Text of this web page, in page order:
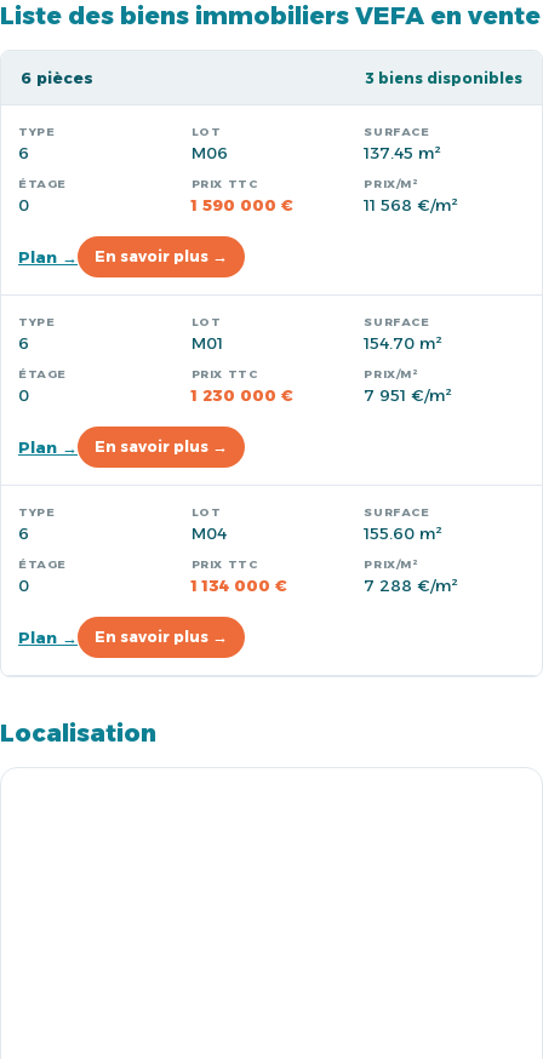
Liste des biens immobiliers VEFA en vente
6 pièces 3 biens disponibles
6 M06 137.45 m²
0 1 590 000 € 11 568 €/m²
Plan → En savoir plus →
6 M01 154.70 m²
0 1 230 000 € 7 951 €/m²
Plan → En savoir plus →
6 M04 155.60 m²
0 1 134 000 € 7 288 €/m²
Plan → En savoir plus →
Localisation